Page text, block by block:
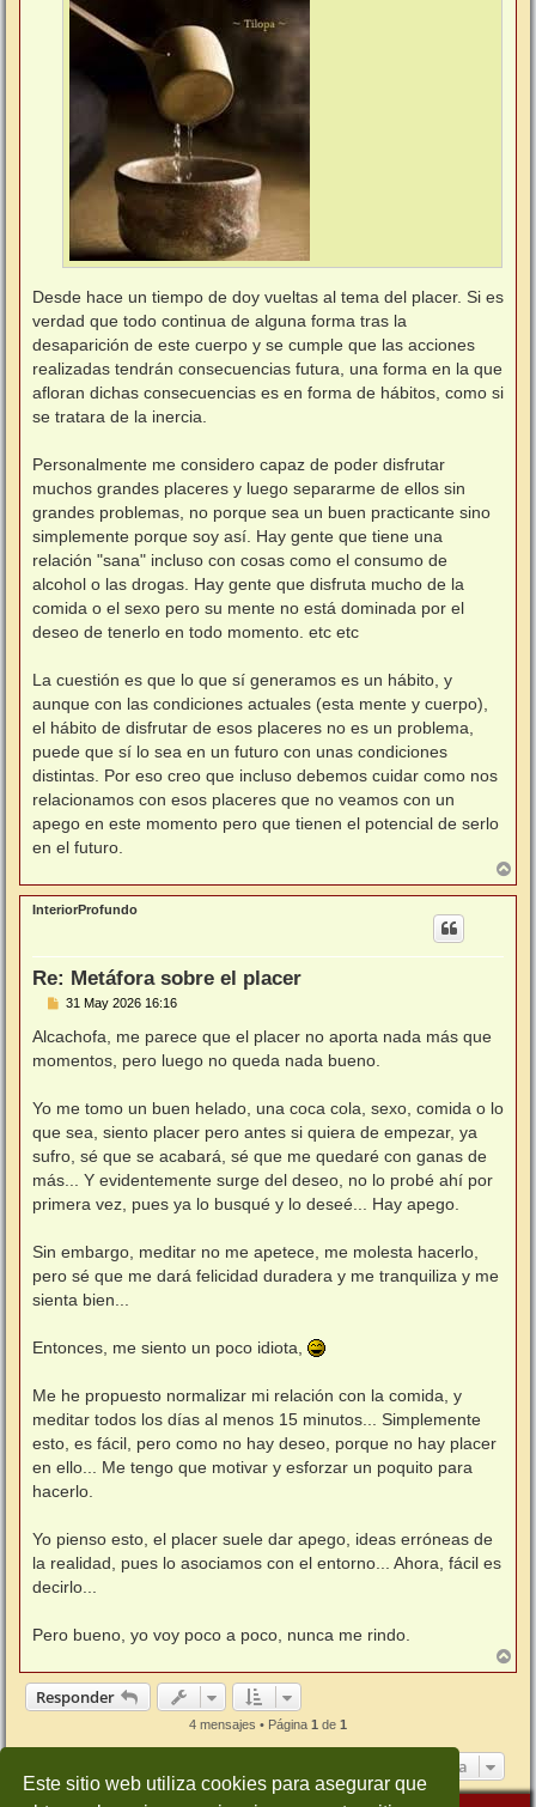
Este sitio web utiliza cookies para asegurar que
Desde hace un tiempo de doy vueltas al tema del placer. Si es
verdad que todo continua de alguna forma tras la
desaparición de este cuerpo y se cumple que las acciones
realizadas tendrán consecuencias futura, una forma en la que
afloran dichas consecuencias es en forma de hábitos, como si
se tratara de la inercia.
Personalmente me considero capaz de poder disfrutar
muchos grandes placeres y luego separarme de ellos sin
grandes problemas, no porque sea un buen practicante sino
simplemente porque soy así. Hay gente que tiene una
relación "sana" incluso con cosas como el consumo de
alcohol o las drogas. Hay gente que disfruta mucho de la
comida o el sexo pero su mente no está dominada por el
deseo de tenerlo en todo momento. etc etc
La cuestión es que lo que sí generamos es un hábito, y
aunque con las condiciones actuales (esta mente y cuerpo),
el hábito de disfrutar de esos placeres no es un problema,
puede que sí lo sea en un futuro con unas condiciones
distintas. Por eso creo que incluso debemos cuidar como nos
relacionamos con esos placeres que no veamos con un
apego en este momento pero que tienen el potencial de serlo
en el futuro.
r
r
InteriorProfundo
Re: Metáfora sobre el placer
M
n
a
31 May 2026 16:16
Alcachofa, me parece que el placer no aporta nada más que
momentos, pero luego no queda nada bueno.
Yo me tomo un buen helado, una coca cola, sexo, comida o lo
que sea, siento placer pero antes si quiera de empezar, ya
sufro, sé que se acabará, sé que me quedaré con ganas de
más... Y evidentemente surge del deseo, no lo probé ahí por
primera vez, pues ya lo busqué y lo deseé... Hay apego.
Sin embargo, meditar no me apetece, me molesta hacerlo,
pero sé que me dará felicidad duradera y me tranquiliza y me
sienta bien...
Entonces, me siento un poco idiota,
Me he propuesto normalizar mi relación con la comida, y
meditar todos los días al menos 15 minutos... Simplemente
esto, es fácil, pero como no hay deseo, porque no hay placer
en ello... Me tengo que motivar y esforzar un poquito para
hacerlo.
Yo pienso esto, el placer suele dar apego, ideas erróneas de
la realidad, pues lo asociamos con el entorno... Ahora, fácil es
decirlo...
Pero bueno, yo voy poco a poco, nunca me rindo.
r
Responder
4 mensajes • Página 1 de 1
Ir a